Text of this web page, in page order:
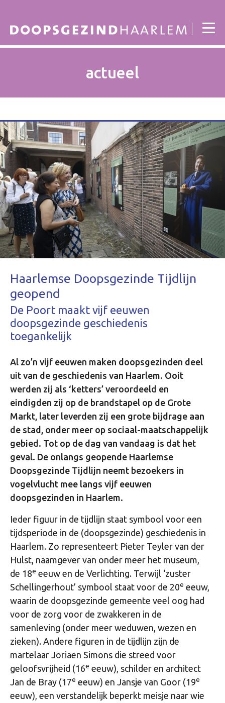
actueel
Haarlemse Doopsgezinde Tijdlijn
geopend
De Poort maakt vijf eeuwen
doopsgezinde geschiedenis
toegankelijk
Al zo’n vijf eeuwen maken doopsgezinden deel
uit van de geschiedenis van Haarlem. Ooit
werden zij als ‘ketters’ veroordeeld en
eindigden zij op de brandstapel op de Grote
Markt, later leverden zij een grote bijdrage aan
de stad, onder meer op sociaal-maatschappelijk
gebied. Tot op de dag van vandaag is dat het
geval. De onlangs geopende Haarlemse
Doopsgezinde Tijdlijn neemt bezoekers in
vogelvlucht mee langs vijf eeuwen
doopsgezinden in Haarlem.
Ieder figuur in de tijdlijn staat symbool voor een
tijdsperiode in de (doopsgezinde) geschiedenis in
Haarlem. Zo representeert Pieter Teyler van der
Hulst, naamgever van onder meer het museum,
de 18e eeuw en de Verlichting. Terwijl ‘zuster
Schellingerhout’ symbool staat voor de 20e eeuw,
waarin de doopsgezinde gemeente veel oog had
voor de zorg voor de zwakkeren in de
samenleving (onder meer weduwen, wezen en
zieken). Andere figuren in de tijdlijn zijn de
martelaar Joriaen Simons die streed voor
geloofsvrijheid (16e eeuw), schilder en architect
Jan de Bray (17e eeuw) en Jansje van Goor (19e
eeuw), een verstandelijk beperkt meisje naar wie